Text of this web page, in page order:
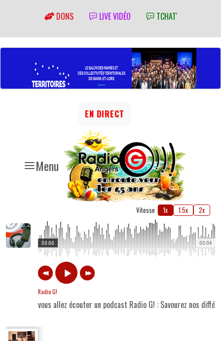
DONS LIVE VIDÉO TCHAT'
Menu
EN DIRECT
Vitesse : 1x 1.5x 2x
00:04
00:00
Radio G!
vous allez écouter un podcast Radio G! : Savourez nos